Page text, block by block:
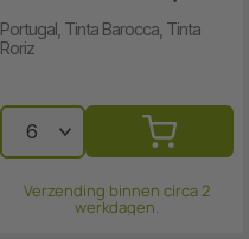
Portugal, Tinta Barocca, Tinta
Roriz
Verzending binnen circa 2
werkdagen.